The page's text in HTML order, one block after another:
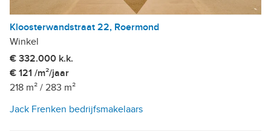
Kloosterwandstraat 22, Roermond
Winkel
€ 332.000 k.k.
€ 121 /m²/jaar
218 m² / 283 m²
Jack Frenken bedrijfsmakelaars